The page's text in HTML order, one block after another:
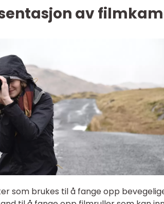
av
som brukes til å fange opp